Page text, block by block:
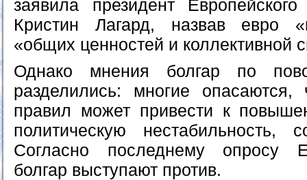
заявила президент
Кристин Лагард, назвав евро
«общих ценностей и коллективной
Однако мнения болгар по
разделились: многие
правил может привести к
политическую нестабильность,
Согласно последнему опросу
болгар выступают против.